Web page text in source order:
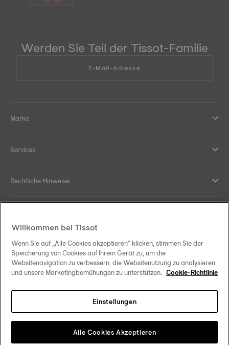
Werden Sie Teil der Tissot-Familie
E-Mail-Adresse
Marke
Services
Rechtliche Hinweise
Ihre Vorteile
Österreich Zu einem anderen Land wechseln
Tissot Copyrights 2026
Willkommen bei Tissot
Wenn Sie auf „Alle Cookies akzeptieren“ klicken, stimmen Sie der
Speicherung von Cookies auf Ihrem Gerät zu, um die
Websitenavigation zu verbessern, die Websitenutzung zu analysieren
und unsere Marketingbemühungen zu unterstützen. Cookie-Richtlinie
Einstellungen
Alle Cookies Akzeptieren